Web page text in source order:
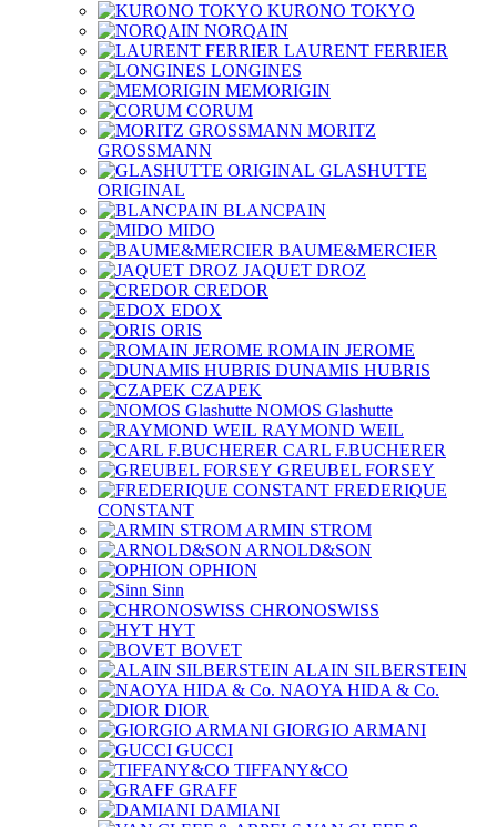
KURONO TOKYO
NORQAIN
LAURENT FERRIER
LONGINES
MEMORIGIN
CORUM
MORITZ
GROSSMANN
GLASHUTTE
ORIGINAL
BLANCPAIN
MIDO
BAUME&MERCIER
JAQUET DROZ
CREDOR
EDOX
ORIS
ROMAIN JEROME
DUNAMIS HUBRIS
CZAPEK
NOMOS Glashutte
RAYMOND WEIL
CARL F.BUCHERER
GREUBEL FORSEY
FREDERIQUE
CONSTANT
ARMIN STROM
ARNOLD&SON
OPHION
Sinn
CHRONOSWISS
HYT
BOVET
ALAIN SILBERSTEIN
NAOYA HIDA & Co.
DIOR
GIORGIO ARMANI
GUCCI
TIFFANY&CO
GRAFF
DAMIANI